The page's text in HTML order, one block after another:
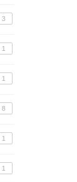
3
1
1
8
1
1